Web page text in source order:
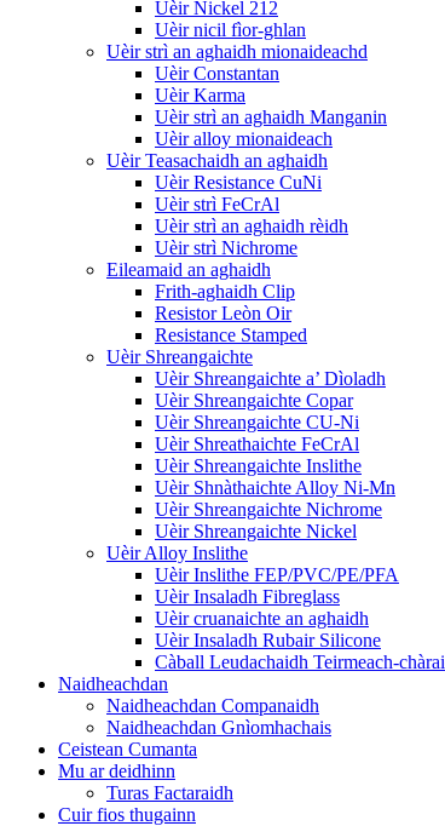
Uèir Nickel 212
Uèir nicil fìor-ghlan
Uèir strì an aghaidh mionaideachd
Uèir Constantan
Uèir Karma
Uèir strì an aghaidh Manganin
Uèir alloy mionaideach
Uèir Teasachaidh an aghaidh
Uèir Resistance CuNi
Uèir strì FeCrAl
Uèir strì an aghaidh rèidh
Uèir strì Nichrome
Eileamaid an aghaidh
Frith-aghaidh Clip
Resistor Leòn Oir
Resistance Stamped
Uèir Shreangaichte
Uèir Shreangaichte a’ Dìoladh
Uèir Shreangaichte Copar
Uèir Shreangaichte CU-Ni
Uèir Shreathaichte FeCrAl
Uèir Shreangaichte Inslithe
Uèir Shnàthaichte Alloy Ni-Mn
Uèir Shreangaichte Nichrome
Uèir Shreangaichte Nickel
Uèir Alloy Inslithe
Uèir Inslithe FEP/PVC/PE/PFA
Uèir Insaladh Fibreglass
Uèir cruanaichte an aghaidh
Uèir Insaladh Rubair Silicone
Càball Leudachaidh Teirmeach-
Naidheachdan
Naidheachdan Companaidh
Naidheachdan Gnìomhachais
Ceistean Cumanta
Mu ar deidhinn
Turas Factaraidh
Cuir fios thugainn